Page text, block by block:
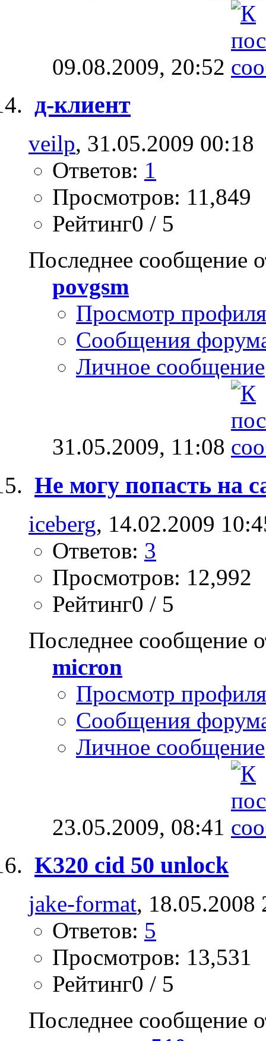
09.08.2009, 20:52
д-клиент
veilp, 31.05.2009 00:18
Ответов: 1
Просмотров: 11,849
Рейтинг0 / 5
Последнее сообщение
povgsm
Просмотр профиля
Сообщения
Личное сообщение
31.05.2009, 11:08
Не могу попасть на
iceberg, 14.02.2009
Ответов: 3
Просмотров: 12,992
Рейтинг0 / 5
Последнее сообщение
micron
Просмотр профиля
Сообщения
Личное сообщение
23.05.2009, 08:41
K320 cid 50 unlock
jake-format, 18.05.2008
Ответов: 5
Просмотров: 13,531
Рейтинг0 / 5
Последнее сообщение